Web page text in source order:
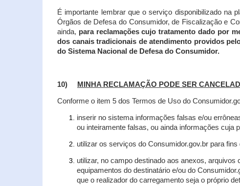
É importante lembrar que o serviço disponibilizado na
Órgãos de Defesa do Consumidor, de Fiscalização e
ainda, para reclamações cujo tratamento dado por
dos canais tradicionais de atendimento providos
do Sistema Nacional de Defesa do Consumidor.
10) MINHA RECLAMAÇÃO PODE SER
Conforme o item 5 dos Termos de Uso do
inserir no sistema informações falsas e/ou
ou inteiramente falsas, ou ainda informações cuja
utilizar os serviços do Consumidor.gov.br para
utilizar, no campo destinado aos anexos,
equipamentos do destinatário e/ou do
que o realizador do carregamento seja o próprio